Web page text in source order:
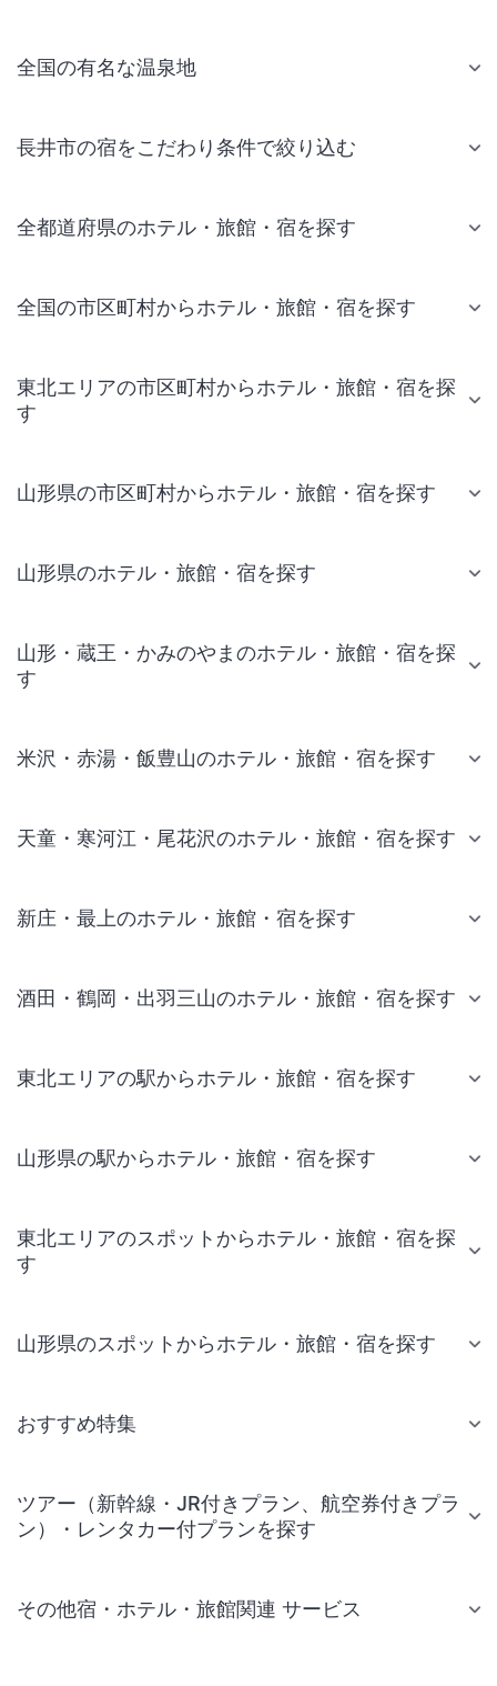
全国の有名な温泉地
長井市の宿をこだわり条件で絞り込む
全都道府県のホテル・旅館・宿を探す
全国の市区町村からホテル・旅館・宿を探す
東北エリアの市区町村からホテル・旅館・宿を探
す
山形県の市区町村からホテル・旅館・宿を探す
山形県のホテル・旅館・宿を探す
山形・蔵王・かみのやまのホテル・旅館・宿を探
す
米沢・赤湯・飯豊山のホテル・旅館・宿を探す
天童・寒河江・尾花沢のホテル・旅館・宿を探す
新庄・最上のホテル・旅館・宿を探す
酒田・鶴岡・出羽三山のホテル・旅館・宿を探す
東北エリアの駅からホテル・旅館・宿を探す
山形県の駅からホテル・旅館・宿を探す
東北エリアのスポットからホテル・旅館・宿を探
す
山形県のスポットからホテル・旅館・宿を探す
おすすめ特集
ツアー（新幹線・JR付きプラン、航空券付きプラ
ン）・レンタカー付プランを探す
その他宿・ホテル・旅館関連 サービス